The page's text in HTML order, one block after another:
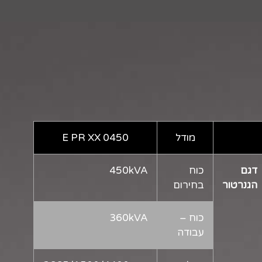
מודל E PR XX 0450
דגם
הגנרטור
כוח
בחירום
450kVA
כוח –
עבודה
360kVA